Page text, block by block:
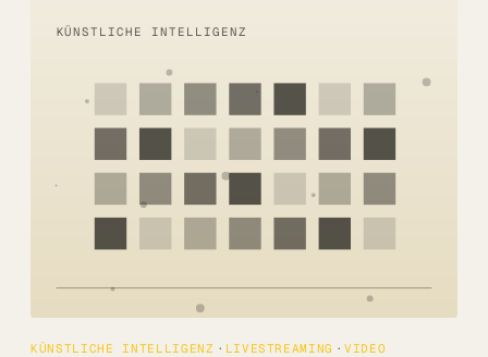
KÜNSTLICHE INTELLIGENZ
KÜNSTLICHE INTELLIGENZ LIVESTREAMING VIDEO